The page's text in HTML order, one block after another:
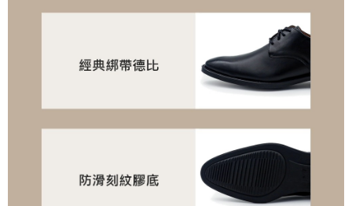
3.完整用戶服務條款，請詳閱以下連結：https://oppay.tw/userRule
查看運費